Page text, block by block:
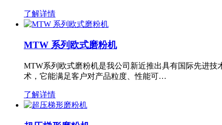
了解详情
MTW 系列欧式磨粉机
MTW系列欧式磨粉机是我公司新近推出具有国际先进
术，它能满足客户对产品粒度、性能可…
了解详情